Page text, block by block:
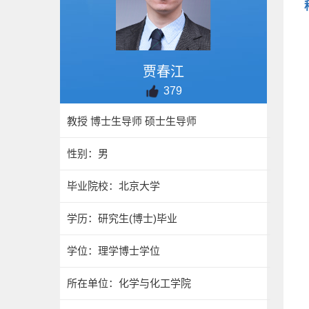
贾春江
379
教授 博士生导师 硕士生导师
性别：男
毕业院校：北京大学
学历：研究生(博士)毕业
学位：理学博士学位
所在单位：化学与化工学院